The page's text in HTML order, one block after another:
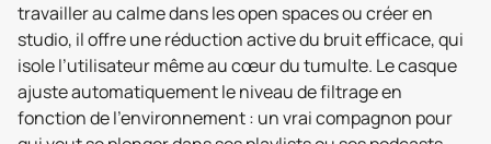
travailler au calme dans les open spaces ou créer en
studio, il offre une réduction active du bruit efficace, qui
isole l’utilisateur même au cœur du tumulte. Le casque
ajuste automatiquement le niveau de filtrage en
fonction de l’environnement : un vrai compagnon pour